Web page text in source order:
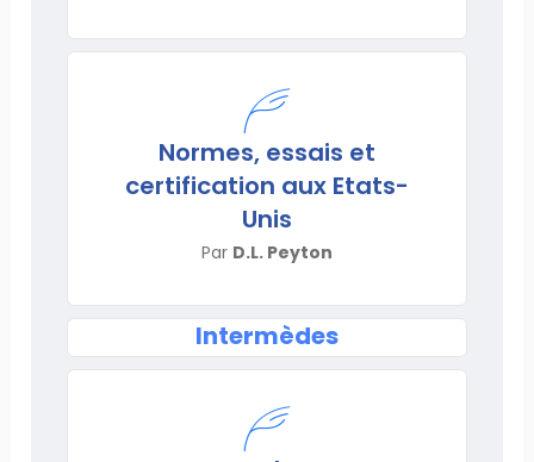
Normes, essais et
certification aux Etats-
Unis
Par D.L. Peyton
Intermèdes